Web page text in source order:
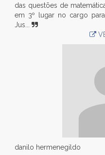
das questões de
em 3º lugar no cargo
Jus...
danilo hermenegildo